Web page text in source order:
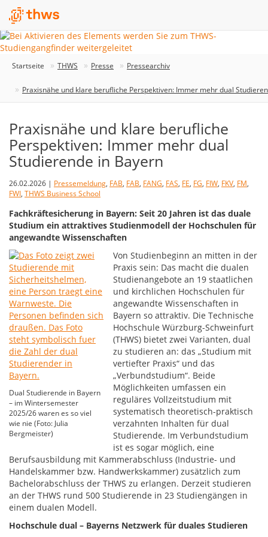
Startseite THWS Presse Pressearchiv
Praxisnähe und klare berufliche Perspektiven: Immer mehr dual
Praxisnähe und klare berufliche
Perspektiven: Immer mehr dual
Studierende in Bayern
26.02.2026 | Pressemeldung, FAB, FAB, FANG, FAS, FE, FG, FIW, FKV, FM,
FWI, THWS Business School
Fachkräftesicherung in Bayern: Seit 20 Jahren ist das duale
Studium ein attraktives Studienmodell der Hochschulen für
angewandte Wissenschaften
Dual Studierende in Bayern
– im Wintersemester
2025/26 waren es so viel
wie nie (Foto: Julia
Bergmeister)
Von Studienbeginn an mitten in der
Praxis sein: Das macht die dualen
Studienangebote an 19 staatlichen
und kirchlichen Hochschulen für
angewandte Wissenschaften in
Bayern so attraktiv. Die Technische
Hochschule Würzburg-Schweinfurt
(THWS) bietet zwei Varianten, dual
zu studieren an: das „Studium mit
vertiefter Praxis“ und das
„Verbundstudium“. Beide
Möglichkeiten umfassen ein
reguläres Vollzeitstudium mit
systematisch theoretisch-praktisch
verzahnten Inhalten für dual
Studierende. Im Verbundstudium
ist es sogar möglich, eine
Berufsausbildung mit Kammerabschluss (Industrie- und
Handelskammer bzw. Handwerkskammer) zusätzlich zum
Bachelorabschluss der THWS zu erlangen. Derzeit studieren
an der THWS rund 500 Studierende in 23 Studiengängen in
einem dualen Modell.
Hochschule dual – Bayerns Netzwerk für duales Studieren